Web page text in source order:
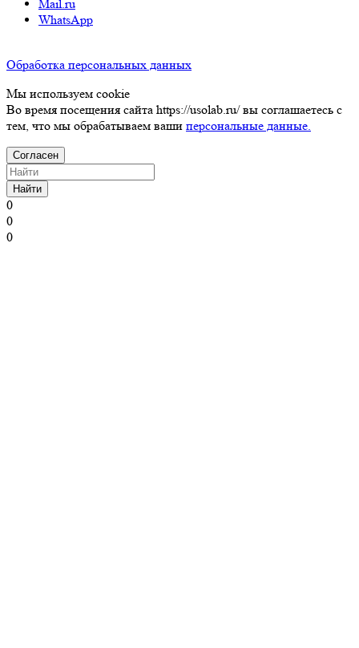
Mail.ru
WhatsApp
Обработка персональных данных
Мы используем cookie
Во время посещения сайта https://usolab.ru/ вы соглашаетесь с
тем, что мы обрабатываем ваши персональные данные.
Согласен
Найти
0
0
0